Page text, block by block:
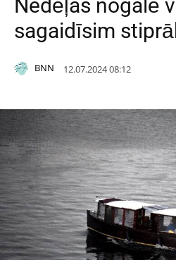
Nedēļas nogalē
sagaidīsim
BNN 12.07.2024 08:12